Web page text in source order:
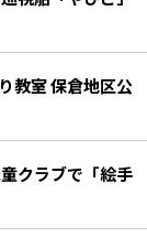
教室 保倉地区公
クラブで「絵手